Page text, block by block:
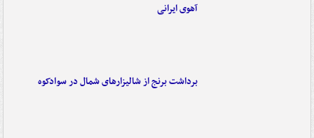
آهوی ایرانی
برداشت برنج از شالیزارهای شمال در سوادکوه